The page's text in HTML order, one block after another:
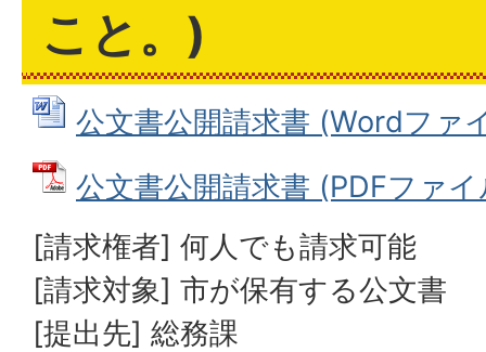
こと。)
公文書公開請求書 (Wordファ
公文書公開請求書 (PDFファ
[請求権者] 何人でも請求可能
[請求対象] 市が保有する公文書
[提出先] 総務課